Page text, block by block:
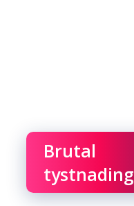
Brutal
tystnading